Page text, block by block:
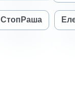
СтопРаша